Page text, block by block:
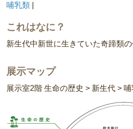
哺乳類
これはなに？
新生代中新世に生きていた奇蹄類の
展示マップ
展示室2階 生命の歴史 > 新生代 >